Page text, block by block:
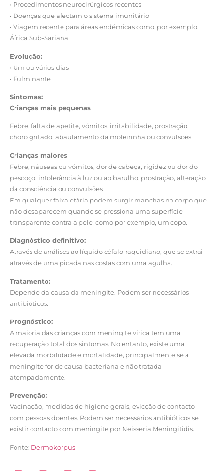
• Procedimentos neurocirúrgicos recentes
• Doenças que afectam o sistema imunitário
• Viagem recente para áreas endémicas como, por exemplo,
África Sub-Sariana
Evolução:
• Um ou vários dias
• Fulminante
Sintomas:
Crianças mais pequenas
Febre, falta de apetite, vómitos, irritabilidade, prostração,
choro gritado, abaulamento da moleirinha ou convulsões
Crianças maiores
Febre, náuseas ou vómitos, dor de cabeça, rigidez ou dor do
pescoço, intolerância à luz ou ao barulho, prostração, alteração
da consciência ou convulsões
Em qualquer faixa etária podem surgir manchas no corpo que
não desaparecem quando se pressiona uma superfície
transparente contra a pele, como por exemplo, um copo.
Diagnóstico definitivo:
Através de análises ao líquido céfalo-raquidiano, que se extrai
através de uma picada nas costas com uma agulha.
Tratamento:
Depende da causa da meningite. Podem ser necessários
antibióticos.
Prognóstico:
A maioria das crianças com meningite vírica tem uma
recuperação total dos sintomas. No entanto, existe uma
elevada morbilidade e mortalidade, principalmente se a
meningite for de causa bacteriana e não tratada
atempadamente.
Prevenção:
Vacinação, medidas de higiene gerais, evicção de contacto
com pessoas doentes. Podem ser necessários antibióticos se
existir contacto com meningite por Neisseria Meningitidis.
Fonte: Dermokorpus